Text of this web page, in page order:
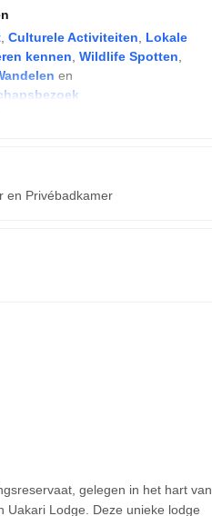
Culturele Activiteiten
Lokale
kennen Wildlife Spotten
en
inbegrepen bij uw verblijf, hoewel de
en Privébadkamer
gelegen in het hart van
Uakari Lodge. Deze unieke lodge